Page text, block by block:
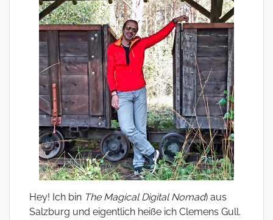
Hey! Ich bin The Magical Digital Nomad) aus
Salzburg und eigentlich heiße ich Clemens Gull.